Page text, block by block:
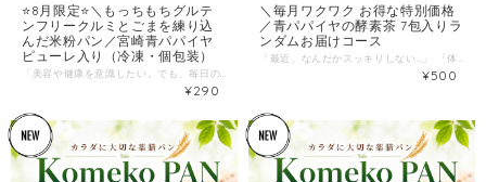
⭐️8月限定⭐️＼もっちもちグルテ
ンフリークルミとごまを練り込
んだ米粉パン／宮崎青パパイヤ
ピューレ入り（冷凍・個包装）
¥290
＼毎月ワクワク お得な特別価格
／青パパイヤの酵素茶 7包入りラ
ンダムお届けコース
¥500